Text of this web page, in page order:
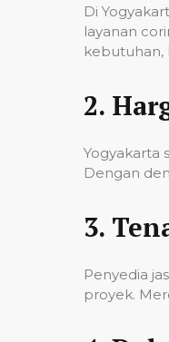
Di
layanan
kebutuhan,
2.
Yogyakarta
Dengan
3.
Penyedia
proyek.